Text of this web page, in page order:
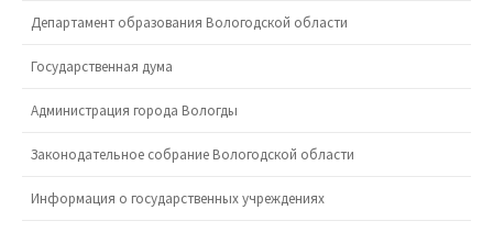
Департамент образования Вологодской области
Государственная дума
Администрация города Вологды
Законодательное собрание Вологодской области
Информация о государственных учреждениях